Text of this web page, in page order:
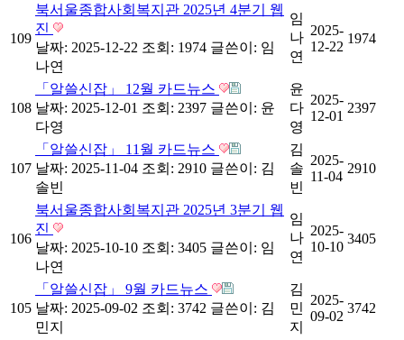
109
북서울종합사회복지관 2025년 4분기 웹
진
날짜: 2025-12-22 조회: 1974 글쓴이: 임
나연
임
나
연
2025-
12-22
1974
108
「알쓸신잡」 12월 카드뉴스
날짜: 2025-12-01 조회: 2397 글쓴이: 윤
다영
윤
다
영
2025-
12-01
2397
107
「알쓸신잡」 11월 카드뉴스
날짜: 2025-11-04 조회: 2910 글쓴이: 김
솔빈
김
솔
빈
2025-
11-04
2910
106
북서울종합사회복지관 2025년 3분기 웹
진
날짜: 2025-10-10 조회: 3405 글쓴이: 임
나연
임
나
연
2025-
10-10
3405
105
「알쓸신잡」 9월 카드뉴스
날짜: 2025-09-02 조회: 3742 글쓴이: 김
민지
김
민
지
2025-
09-02
3742